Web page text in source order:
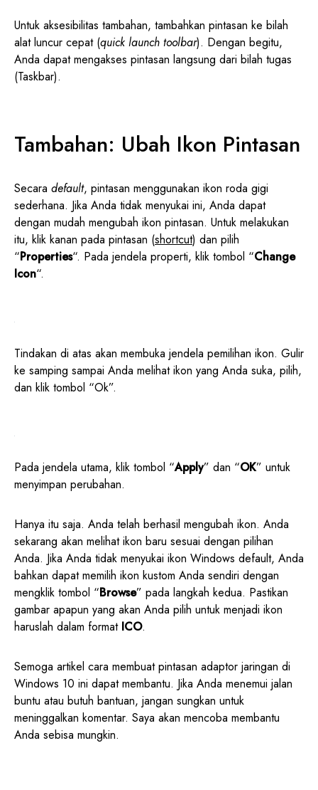
Untuk aksesibilitas tambahan, tambahkan pintasan ke bilah
alat luncur cepat (quick launch toolbar). Dengan begitu,
Anda dapat mengakses pintasan langsung dari bilah tugas
(Taskbar).
Tambahan: Ubah Ikon Pintasan
Secara default, pintasan menggunakan ikon roda gigi
sederhana. Jika Anda tidak menyukai ini, Anda dapat
dengan mudah mengubah ikon pintasan. Untuk melakukan
itu, klik kanan pada pintasan (shortcut) dan pilih
“Properties“. Pada jendela properti, klik tombol “Change
Icon“.
Tindakan di atas akan membuka jendela pemilihan ikon. Gulir
ke samping sampai Anda melihat ikon yang Anda suka, pilih,
dan klik tombol “Ok”.
Pada jendela utama, klik tombol “Apply” dan “OK” untuk
menyimpan perubahan.
Hanya itu saja. Anda telah berhasil mengubah ikon. Anda
sekarang akan melihat ikon baru sesuai dengan pilihan
Anda. Jika Anda tidak menyukai ikon Windows default, Anda
bahkan dapat memilih ikon kustom Anda sendiri dengan
mengklik tombol “Browse” pada langkah kedua. Pastikan
gambar apapun yang akan Anda pilih untuk menjadi ikon
haruslah dalam format ICO.
Semoga artikel cara membuat pintasan adaptor jaringan di
Windows 10 ini dapat membantu. Jika Anda menemui jalan
buntu atau butuh bantuan, jangan sungkan untuk
meninggalkan komentar. Saya akan mencoba membantu
Anda sebisa mungkin.